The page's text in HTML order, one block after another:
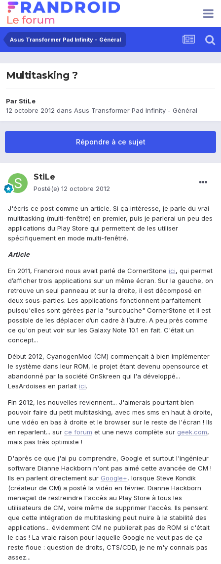
Asus Transformer Pad Infinity - Général
Multitasking ?
Par StiLe
12 octobre 2012 dans Asus Transformer Pad Infinity - Général
Répondre à ce sujet
StiLe
Posté(e) 12 octobre 2012
J'écris ce post comme un article. Si ça intéresse, je parle du vrai
multitasking (multi-fenêtré) en premier, puis je parlerai un peu des
applications du Play Store qui permettent de les utiliser
spécifiquement en mode multi-fenêtré.
Article
En 2011, Frandroid nous avait parlé de CornerStone ici, qui permet
d’afficher trois applications sur un même écran. Sur la gauche, on
retrouve un seul panneau et sur la droite, il est décomposé en
deux sous-parties. Les applications fonctionnent parfaitement
puisqu'elles sont gérées par la "surcouche" CornerStone et il est
possible de les déplacer d’un cadre à l’autre. A peu près comme
ce qu'on peut voir sur les Galaxy Note 10.1 en fait. C'était un
concept...
Début 2012, CyanogenMod (CM) commençait à bien implémenter
le système dans leur ROM, le projet étant devenu opensource et
abandonné par la société OnSkreen qui l'a développé...
LesArdoises en parlait ici.
Fin 2012, les nouvelles reviennent... J'aimerais pourtant bien
pouvoir faire du petit multitasking, avec mes sms en haut à droite,
une vidéo en bas à droite et le browser sur le reste de l'écran ! Ils
en reparlent... sur ce forum et une news complète sur geek.com,
mais pas très optimiste !
D'après ce que j'ai pu comprendre, Google et surtout l'ingénieur
software Dianne Hackborn n'ont pas aimé cette avancée de CM !
Ils en parlent directement sur Google+, lorsque Steve Kondik
(créateur de CM) a posté la vidéo en février. Dianne Hackborn
menaçait de restreindre l'accès au Play Store à tous les
utilisateurs de CM, voire même de supprimer l'accès. Ils pensent
que cette intégration de multitasking peut nuire à la stabilité des
applications... évidemment CM ne publierait pas de ROM si c'était
le cas ! La vraie raison pour laquelle Google ne veut pas de ça
reste floue : question de droits, CTS/CDD, je ne m'y connais pas
assez...